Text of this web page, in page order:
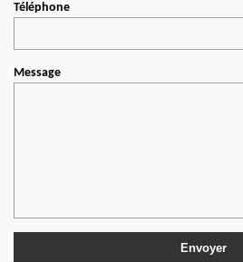
Téléphone
Message